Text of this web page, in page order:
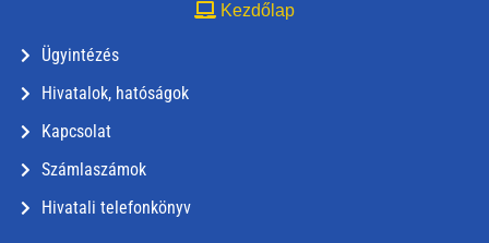
Kezdőlap
Ügyintézés
Hivatalok, hatóságok
Kapcsolat
Számlaszámok
Hivatali telefonkönyv